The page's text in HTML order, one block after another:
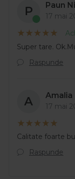
P Paun
17 mai
Super tare.
Raspunde
A Amalia
17 mai
Calitate foarte
Raspunde